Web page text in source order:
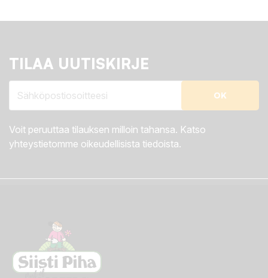
TILAA UUTISKIRJE
Voit peruuttaa tilauksen milloin tahansa. Katso
yhteystietomme oikeudellisista tiedoista.